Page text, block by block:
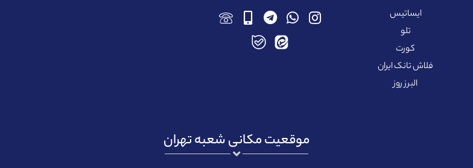
ایساتیس
تلو
کورت
فلاش تانک ایران
البرز روز
موقعیت مکانی شعبه تهران